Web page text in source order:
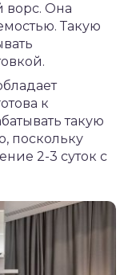
ворс. Она
Такую
к
такую
поскольку
2-3 суток с